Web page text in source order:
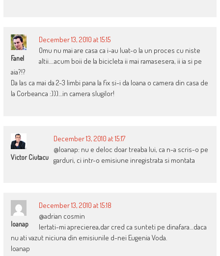
Fanel
December 13, 2010 at 15:15
Omu nu mai are casa ca i-au luat-o la un proces cu niste
altii….acum boii de la bicicleta ii mai ramasesera, ii ia si pe
aia?!?
Da las ca mai da 2-3 limbi pana la fix si-i da Ioana o camera din casa de
la Corbeanca :)))…in camera slugilor!
Victor Ciutacu
December 13, 2010 at 15:17
@Ioanap: nu e deloc doar treaba lui, ca n-a scris-o pe
garduri, ci intr-o emisiune inregistrata si montata
Ioanap
December 13, 2010 at 15:18
@adrian cosmin
Iertati-mi aprecierea,dar cred ca sunteti pe dinafara…daca
nu ati vazut niciuna din emisiunile d-nei Eugenia Voda.
Ioanap